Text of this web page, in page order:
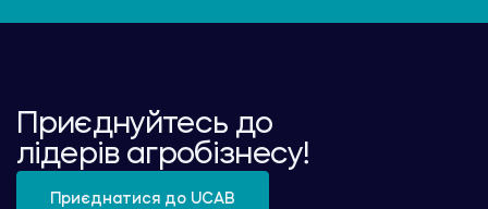
Приєднуйтесь до
лідерів агробізнесу!
Приєднатися до UCAB